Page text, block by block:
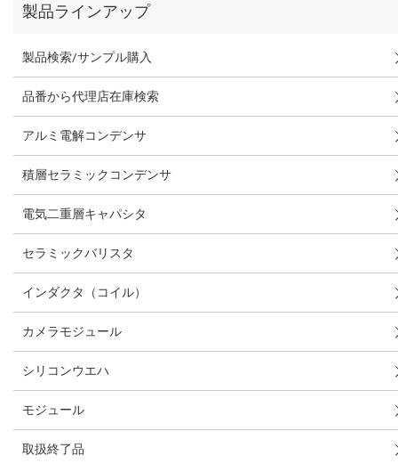
製品ラインアップ
製品検索/サンプル購入
品番から代理店在庫検索
アルミ電解コンデンサ
積層セラミックコンデンサ
電気二重層キャパシタ
セラミックバリスタ
インダクタ（コイル）
カメラモジュール
シリコンウエハ
モジュール
取扱終了品